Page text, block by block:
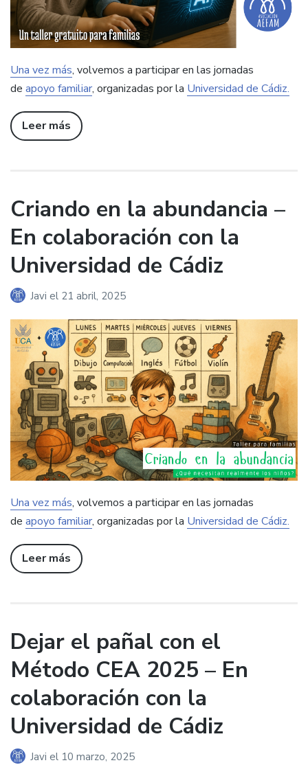
Una vez más, volvemos a participar en las jornadas
de apoyo familiar, organizadas por la Universidad de Cádiz.
Leer más
Criando en la abundancia –
En colaboración con la
Universidad de Cádiz
Javi el 21 abril, 2025
Una vez más, volvemos a participar en las jornadas
de apoyo familiar, organizadas por la Universidad de Cádiz.
Leer más
Dejar el pañal con el
Método CEA 2025 – En
colaboración con la
Universidad de Cádiz
Javi el 10 marzo, 2025